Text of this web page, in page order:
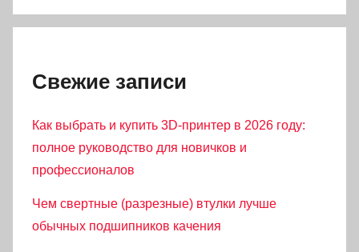
Свежие записи
Как выбрать и купить 3D-принтер в 2026 году:
полное руководство для новичков и
профессионалов
Чем свертные (разрезные) втулки лучше
обычных подшипников качения